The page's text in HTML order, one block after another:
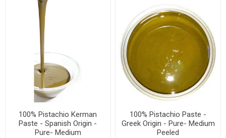
100% Pistachio Kerman
Paste - Spanish Origin -
Pure- Medium
100% Pistachio Paste -
Greek Origin - Pure- Medium
Peeled